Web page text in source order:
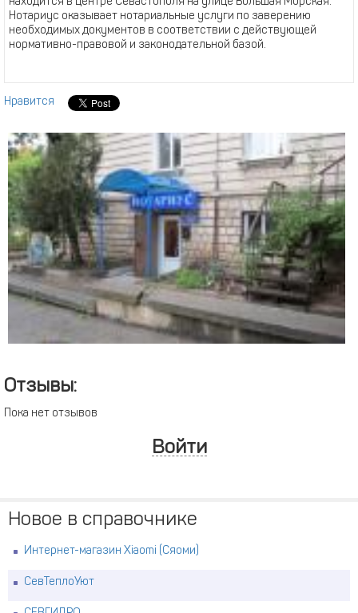
Нотариус оказывает нотариальные услуги по заверению
необходимых документов в соответствии с действующей
нормативно-правовой и законодательной базой.
Нравится
Отзывы:
Пока нет отзывов
Войти
Новое в справочнике
Интернет-магазин Xiaomi (Сяоми)
СевТеплоУют